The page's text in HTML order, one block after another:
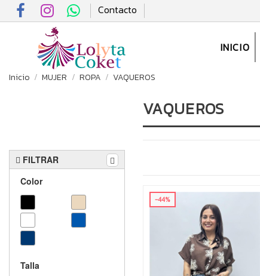
Contacto
INICIO
Inicio MUJER ROPA VAQUEROS
VAQUEROS
-44%
FILTRAR
Color
Talla